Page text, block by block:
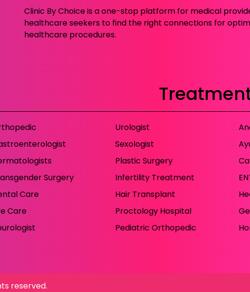
Clinic By Choice is a one-stop platform for medical
healthcare seekers to find the right connections for
healthcare procedures.
Surgery
Care
Care
Urologist
Sexologist
Plastic Surgery
Infertility Treatment
Hair Transplant
Proctology Hospital
Pediatric Orthopedic
reserved.